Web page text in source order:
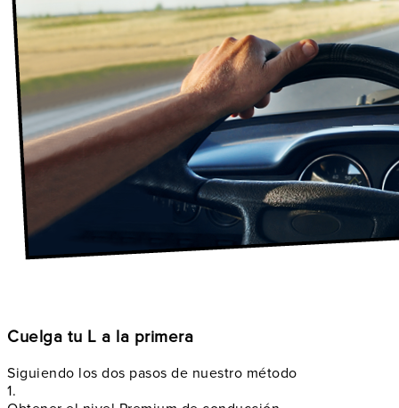
Cuelga tu L a la primera
Siguiendo los dos pasos de nuestro método
1.